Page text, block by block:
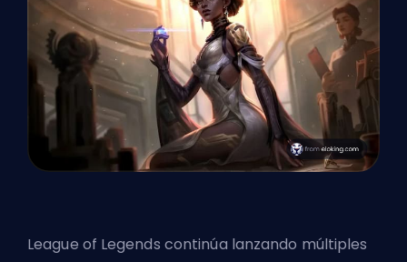
League of Legends continúa lanzando múltiples